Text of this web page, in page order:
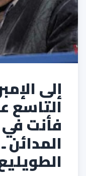
إلى
التاسع
فأنت
المدائن